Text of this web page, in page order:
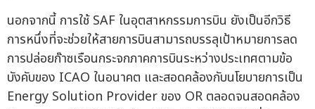
นอกจากนี้ การใช้ SAF ในอุตสาหกรรมการบิน ยังเป็นอีกวิธี
การหนึ่งที่จะช่วยให้สายการบินสามารถบรรลุเป้าหมายการลด
การปล่อยก๊าซเรือนกระจกภาคการบินระหว่างประเทศตามข้อ
บังคับของ ICAO ในอนาคต และสอดคล้องกับนโยบายการเป็น
Energy Solution Provider ของ OR ตลอดจนสอดคล้อง